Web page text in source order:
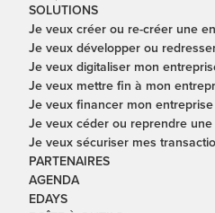
SOLUTIONS
Je veux créer ou re-créer une
Je veux développer ou
Je veux digitaliser mon
Je veux mettre fin à mon
Je veux financer mon entreprise
Je veux céder ou reprendre
Je veux sécuriser mes
PARTENAIRES
AGENDA
EDAYS